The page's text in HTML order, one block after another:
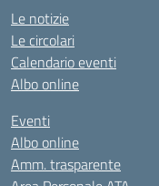
Le notizie
Le circolari
Calendario eventi
Albo online
Eventi
Albo online
Amm. trasparente